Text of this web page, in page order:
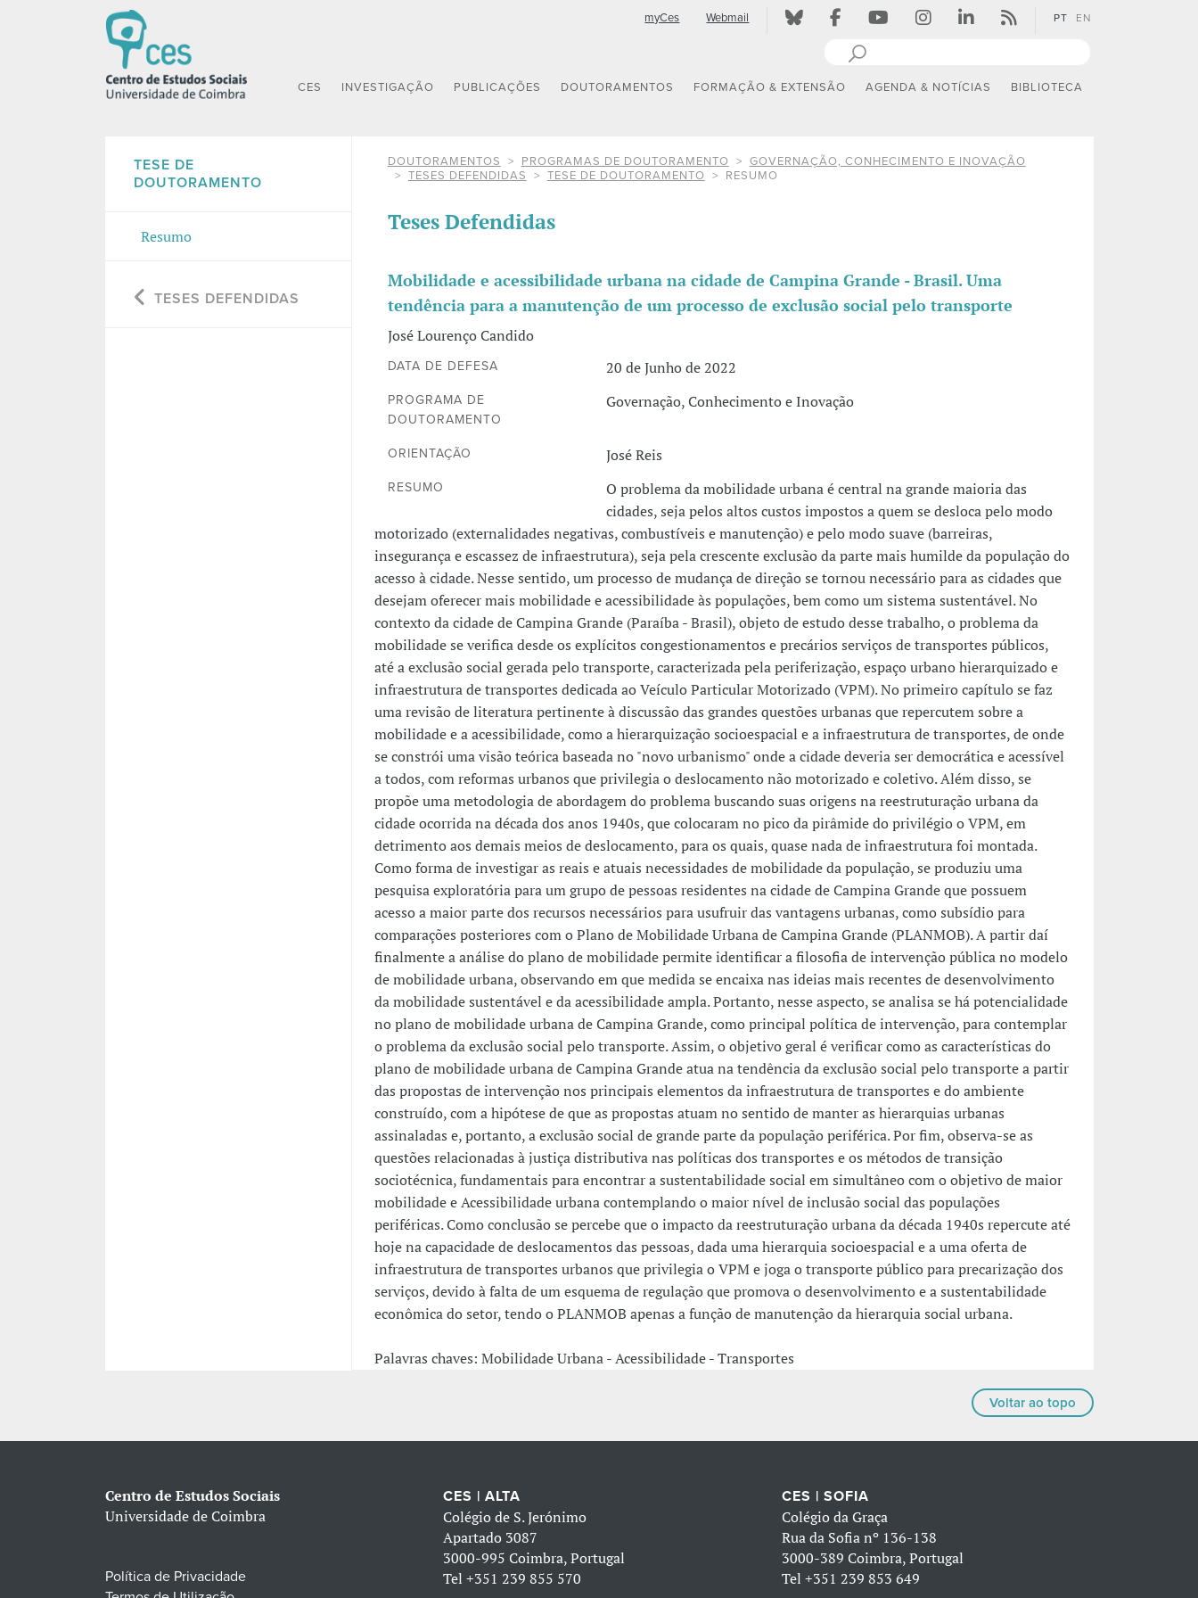
myCes Webmail PT EN
CES INVESTIGAÇÃO PUBLICAÇÕES DOUTORAMENTOS FORMAÇÃO & EXTENSÃO AGENDA & NOTÍCIAS BIBLIOTECA
TESE DE
DOUTORAMENTO
Resumo
TESES DEFENDIDAS
DOUTORAMENTOS PROGRAMAS DE DOUTORAMENTO
GOVERNAÇÃO, CONHECIMENTO E INOVAÇÃO
TESES DEFENDIDAS
TESE DE DOUTORAMENTO RESUMO
Teses Defendidas
Mobilidade e acessibilidade urbana na cidade de Campina Grande - Brasil. Uma
tendência para a manutenção de um processo de exclusão social pelo transporte
José Lourenço Candido
DATA DE DEFESA 20 de Junho de 2022
PROGRAMA DE
DOUTORAMENTO
Governação, Conhecimento e Inovação
ORIENTAÇÃO José Reis
RESUMO
O problema da mobilidade urbana é central na grande maioria das
cidades, seja pelos altos custos impostos a quem se desloca pelo modo
motorizado (externalidades negativas, combustíveis e manutenção) e pelo modo suave (barreiras,
insegurança e escassez de infraestrutura), seja pela crescente exclusão da parte mais humilde da população do
acesso à cidade. Nesse sentido, um processo de mudança de direção se tornou necessário para as cidades que
desejam oferecer mais mobilidade e acessibilidade às populações, bem como um sistema sustentável. No
contexto da cidade de Campina Grande (Paraíba - Brasil), objeto de estudo desse trabalho, o problema da
mobilidade se verifica desde os explícitos congestionamentos e precários serviços de transportes públicos,
até a exclusão social gerada pelo transporte, caracterizada pela periferização, espaço urbano hierarquizado e
infraestrutura de transportes dedicada ao Veículo Particular Motorizado (VPM). No primeiro capítulo se faz
uma revisão de literatura pertinente à discussão das grandes questões urbanas que repercutem sobre a
mobilidade e a acessibilidade, como a hierarquização socioespacial e a infraestrutura de transportes, de onde
se constrói uma visão teórica baseada no "novo urbanismo" onde a cidade deveria ser democrática e acessível
a todos, com reformas urbanos que privilegia o deslocamento não motorizado e coletivo. Além disso, se
propõe uma metodologia de abordagem do problema buscando suas origens na reestruturação urbana da
cidade ocorrida na década dos anos 1940s, que colocaram no pico da pirâmide do privilégio o VPM, em
detrimento aos demais meios de deslocamento, para os quais, quase nada de infraestrutura foi montada.
Como forma de investigar as reais e atuais necessidades de mobilidade da população, se produziu uma
pesquisa exploratória para um grupo de pessoas residentes na cidade de Campina Grande que possuem
acesso a maior parte dos recursos necessários para usufruir das vantagens urbanas, como subsídio para
comparações posteriores com o Plano de Mobilidade Urbana de Campina Grande (PLANMOB). A partir daí
finalmente a análise do plano de mobilidade permite identificar a filosofia de intervenção pública no modelo
de mobilidade urbana, observando em que medida se encaixa nas ideias mais recentes de desenvolvimento
da mobilidade sustentável e da acessibilidade ampla. Portanto, nesse aspecto, se analisa se há potencialidade
no plano de mobilidade urbana de Campina Grande, como principal política de intervenção, para contemplar
o problema da exclusão social pelo transporte. Assim, o objetivo geral é verificar como as características do
plano de mobilidade urbana de Campina Grande atua na tendência da exclusão social pelo transporte a partir
das propostas de intervenção nos principais elementos da infraestrutura de transportes e do ambiente
construído, com a hipótese de que as propostas atuam no sentido de manter as hierarquias urbanas
assinaladas e, portanto, a exclusão social de grande parte da população periférica. Por fim, observa-se as
questões relacionadas à justiça distributiva nas políticas dos transportes e os métodos de transição
sociotécnica, fundamentais para encontrar a sustentabilidade social em simultâneo com o objetivo de maior
mobilidade e Acessibilidade urbana contemplando o maior nível de inclusão social das populações
periféricas. Como conclusão se percebe que o impacto da reestruturação urbana da década 1940s repercute até
hoje na capacidade de deslocamentos das pessoas, dada uma hierarquia socioespacial e a uma oferta de
infraestrutura de transportes urbanos que privilegia o VPM e joga o transporte público para precarização dos
serviços, devido à falta de um esquema de regulação que promova o desenvolvimento e a sustentabilidade
econômica do setor, tendo o PLANMOB apenas a função de manutenção da hierarquia social urbana.
Palavras chaves: Mobilidade Urbana - Acessibilidade - Transportes
Voltar ao topo
Centro de Estudos Sociais
Universidade de Coimbra
Política de Privacidade
CES | ALTA
Colégio de S. Jerónimo
Apartado 3087
3000-995 Coimbra, Portugal
Tel+351 239 855 570
CES | SOFIA
Colégio da Graça
Rua da Sofia nº 136-138
3000-389 Coimbra, Portugal
Tel +351 239 853 649